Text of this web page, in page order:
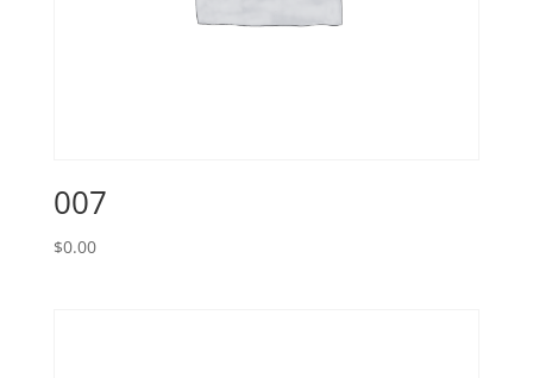
007
$0.00